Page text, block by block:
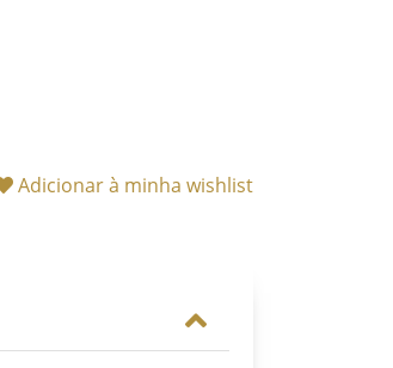
Adicionar à minha wishlist